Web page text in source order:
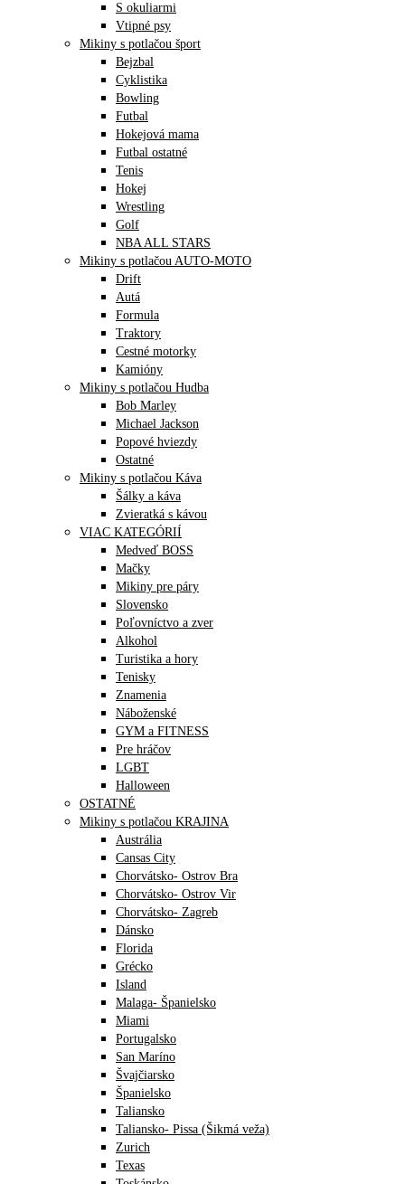
S okuliarmi
Vtipné psy
Mikiny s potlačou šport
Bejzbal
Cyklistika
Bowling
Futbal
Hokejová mama
Futbal ostatné
Tenis
Hokej
Wrestling
Golf
NBA ALL STARS
Mikiny s potlačou AUTO-MOTO
Drift
Autá
Formula
Traktory
Cestné motorky
Kamióny
Mikiny s potlačou Hudba
Bob Marley
Michael Jackson
Popové hviezdy
Ostatné
Mikiny s potlačou Káva
Šálky a káva
Zvieratká s kávou
VIAC KATEGÓRIÍ
Medveď BOSS
Mačky
Mikiny pre páry
Slovensko
Poľovníctvo a zver
Alkohol
Turistika a hory
Tenisky
Znamenia
Náboženské
GYM a FITNESS
Pre hráčov
LGBT
Halloween
OSTATNÉ
Mikiny s potlačou KRAJINA
Austrália
Cansas City
Chorvátsko- Ostrov Bra
Chorvátsko- Ostrov Vir
Chorvátsko- Zagreb
Dánsko
Florida
Grécko
Island
Malaga- Španielsko
Miami
Portugalsko
San Maríno
Švajčiarsko
Španielsko
Taliansko
Taliansko- Pissa (Šikmá veža)
Zurich
Texas